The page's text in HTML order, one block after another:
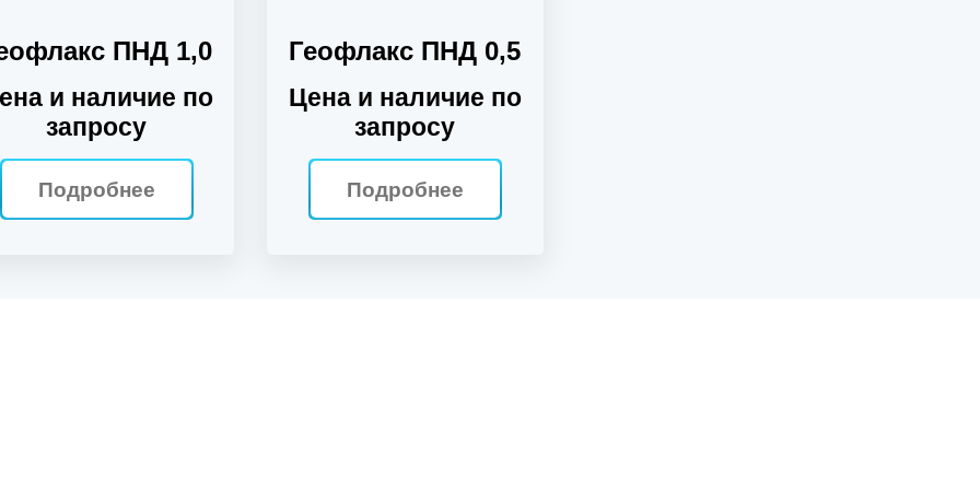
ПНД 1,0
и наличие по
запросу
Подробнее
Геофлакс ПНД 0,5
Цена и наличие по
запросу
Подробнее